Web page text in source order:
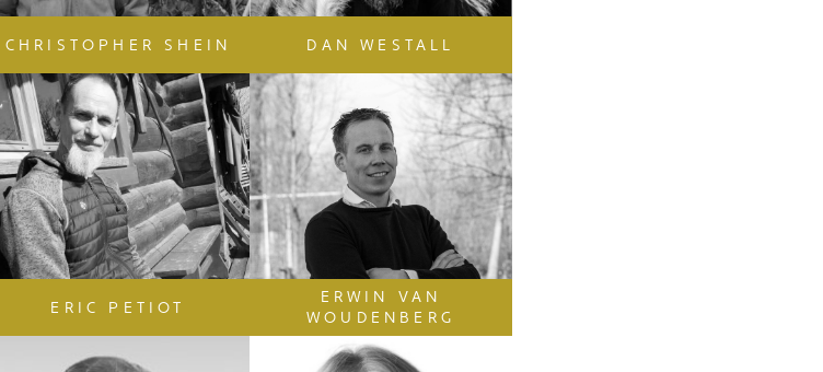
CHRISTOPHER SHEIN DAN WESTALL
ERIC PETIOT
ERWIN VAN
WOUDENBERG